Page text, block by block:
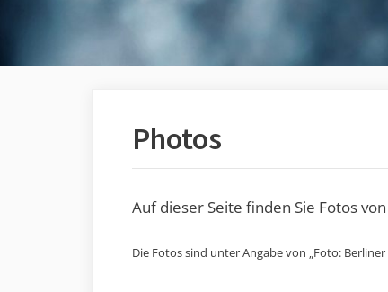
Photos
Auf dieser Seite finden Sie Fotos
Die Fotos sind unter Angabe von „Foto: